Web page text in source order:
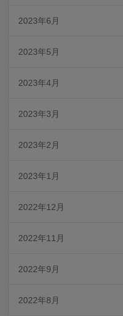
2023年6月
2023年5月
2023年4月
2023年3月
2023年2月
2023年1月
2022年12月
2022年11月
2022年9月
2022年8月